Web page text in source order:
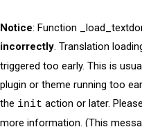
Notice: Function
incorrectly. Translation
triggered too early. This is
plugin or theme running too
the init action or later.
more information. (This